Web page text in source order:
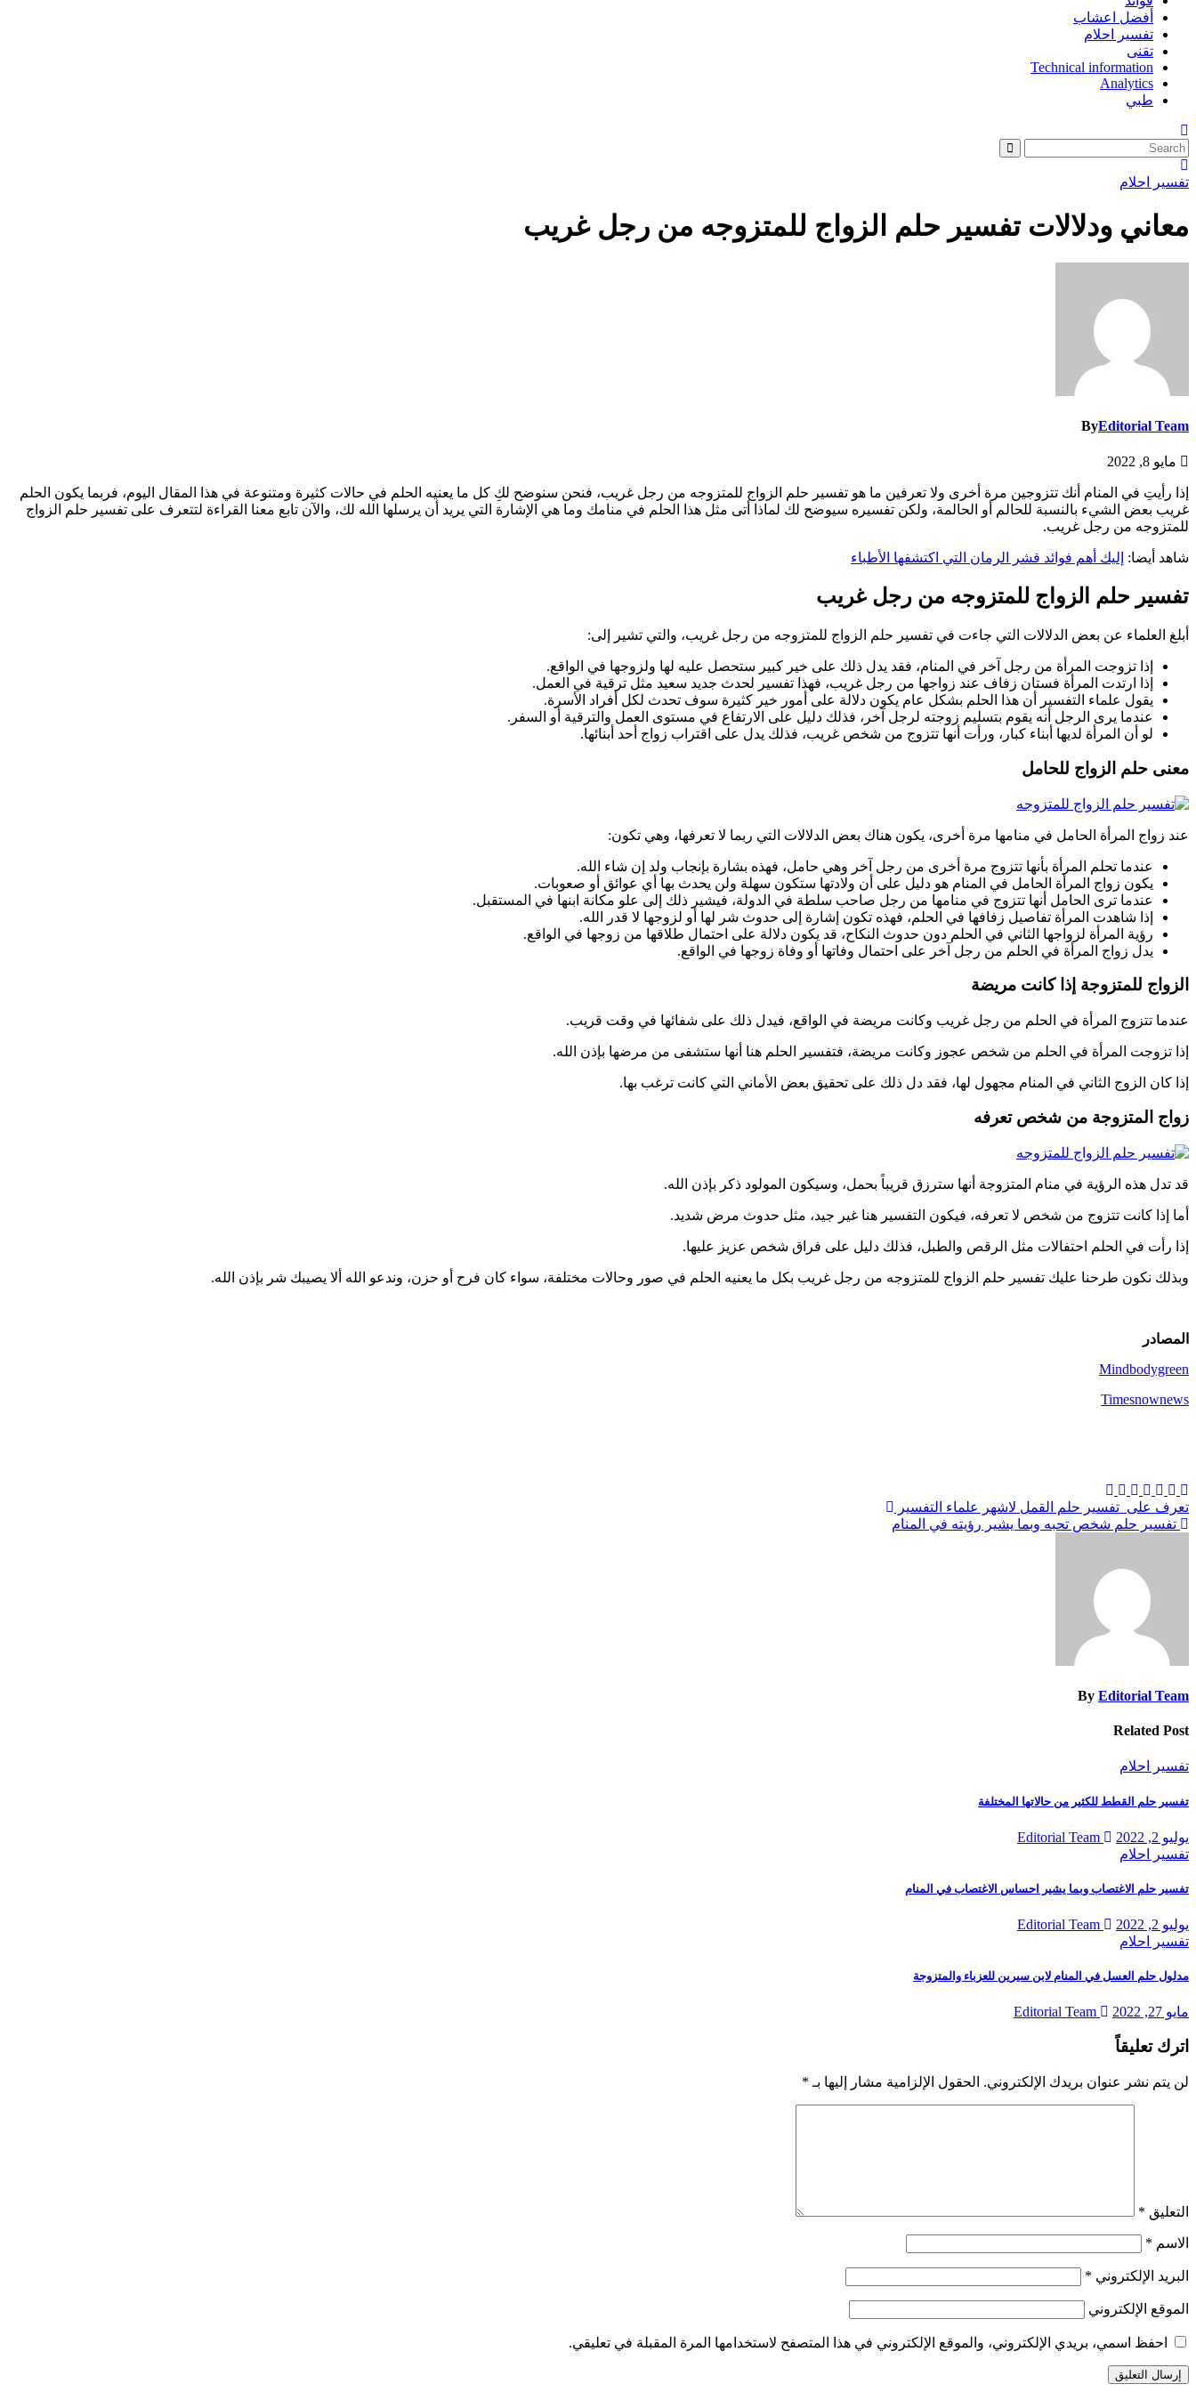
أفضل اعشاب
تفسير احلام
تقنى
Technical information
Analytics
طبي
تفسير احلام
معاني ودلالات تفسير حلم الزواج للمتزوجه من رجل غريب
ByEditorial Team
مايو 8, 2022
إذا رأيتِ في المنام أنك تتزوجين مرة أخرى ولا تعرفين ما هو تفسير حلم الزواج للمتزوجه من رجل غريب، فنحن سنوضح لكِ كل ما يعنيه الحلم في حالات كثيرة ومتنوعة في هذا المقال اليوم، فربما يكون الحلم
غريب بعض الشيء بالنسبة للحالم أو الحالمة، ولكن تفسيره سيوضح لك لماذا أتى مثل هذا الحلم في منامك وما هي الإشارة التي يريد أن يرسلها الله لك، والآن تابع معنا القراءة لتتعرف على تفسير حلم الزواج
للمتزوجه من رجل غريب.
شاهد أيضا: إليك أهم فوائد قشر الرمان التي اكتشفها الأطباء
تفسير حلم الزواج للمتزوجه من رجل غريب
أبلغ العلماء عن بعض الدلالات التي جاءت في تفسير حلم الزواج للمتزوجه من رجل غريب، والتي تشير إلى:
إذا تزوجت المرأة من رجل آخر في المنام، فقد يدل ذلك على خير كبير ستحصل عليه لها ولزوجها في الواقع.
إذا ارتدت المرأة فستان زفاف عند زواجها من رجل غريب، فهذا تفسير لحدث جديد سعيد مثل ترقية في العمل.
يقول علماء التفسير أن هذا الحلم بشكل عام يكون دلالة على أمور خير كثيرة سوف تحدث لكل أفراد الأسرة.
عندما يرى الرجل أنه يقوم بتسليم زوجته لرجل آخر، فذلك دليل على الارتفاع في مستوى العمل والترقية أو السفر.
لو أن المرأة لديها أبناء كبار، ورأت أنها تتزوج من شخص غريب، فذلك يدل على اقتراب زواج أحد أبنائها.
معنى حلم الزواج للحامل
عند زواج المرأة الحامل في منامها مرة أخرى، يكون هناك بعض الدلالات التي ربما لا تعرفها، وهي تكون:
عندما تحلم المرأة بأنها تتزوج مرة أخرى من رجل آخر وهي حامل، فهذه بشارة بإنجاب ولد إن شاء الله.
يكون زواج المرأة الحامل في المنام هو دليل على أن ولادتها ستكون سهلة ولن يحدث بها أي عوائق أو صعوبات.
عندما ترى الحامل أنها تتزوج في منامها من رجل صاحب سلطة في الدولة، فيشير ذلك إلى علو مكانة ابنها في المستقبل.
إذا شاهدت المرأة تفاصيل زفافها في الحلم، فهذه تكون إشارة إلى حدوث شر لها أو لزوجها لا قدر الله.
رؤية المرأة لزواجها الثاني في الحلم دون حدوث النكاح، قد يكون دلالة على احتمال طلاقها من زوجها في الواقع.
يدل زواج المرأة في الحلم من رجل آخر على احتمال وفاتها أو وفاة زوجها في الواقع.
الزواج للمتزوجة إذا كانت مريضة
عندما تتزوج المرأة في الحلم من رجل غريب وكانت مريضة في الواقع، فيدل ذلك على شفائها في وقت قريب.
إذا تزوجت المرأة في الحلم من شخص عجوز وكانت مريضة، فتفسير الحلم هنا أنها ستشفى من مرضها بإذن الله.
إذا كان الزوج الثاني في المنام مجهول لها، فقد دل ذلك على تحقيق بعض الأماني التي كانت ترغب بها.
زواج المتزوجة من شخص تعرفه
قد تدل هذه الرؤية في منام المتزوجة أنها سترزق قريباً بحمل، وسيكون المولود ذكر بإذن الله.
أما إذا كانت تتزوج من شخص لا تعرفه، فيكون التفسير هنا غير جيد، مثل حدوث مرض شديد.
إذا رأت في الحلم احتفالات مثل الرقص والطبل، فذلك دليل على فراق شخص عزيز عليها.
وبذلك نكون طرحنا عليك تفسير حلم الزواج للمتزوجه من رجل غريب بكل ما يعنيه الحلم في صور وحالات مختلفة، سواء كان فرح أو حزن، وندعو الله ألا يصيبك شر بإذن الله.
المصادر
Mindbodygreen
Timesnownews
تصفّح
المقالات
تعرف على تفسير حلم القمل لاشهر علماء التفسير
تفسير حلم شخص تحبه وبما يشير رؤيته في المنام
By Editorial Team
Related Post
تفسير احلام
تفسير حلم القطط للكثير من حالاتها المختلفة
يوليو 2, 2022
تفسير احلام
تفسير حلم الاغتصاب وبما يشير احساس الاغتصاب في المنام
يوليو 2, 2022
تفسير احلام
مدلول حلم العسل في المنام لابن سيرين للعزباء والمتزوجة
مايو 27, 2022
اترك تعليقاً
لن يتم نشر عنوان بريدك الإلكتروني. الحقول الإلزامية مشار إليها بـ *
التعليق *
الاسم *
البريد الإلكتروني *
الموقع الإلكتروني
احفظ اسمي، بريدي الإلكتروني، والموقع الإلكتروني في هذا المتصفح لاستخدامها المرة المقبلة في تعليقي.